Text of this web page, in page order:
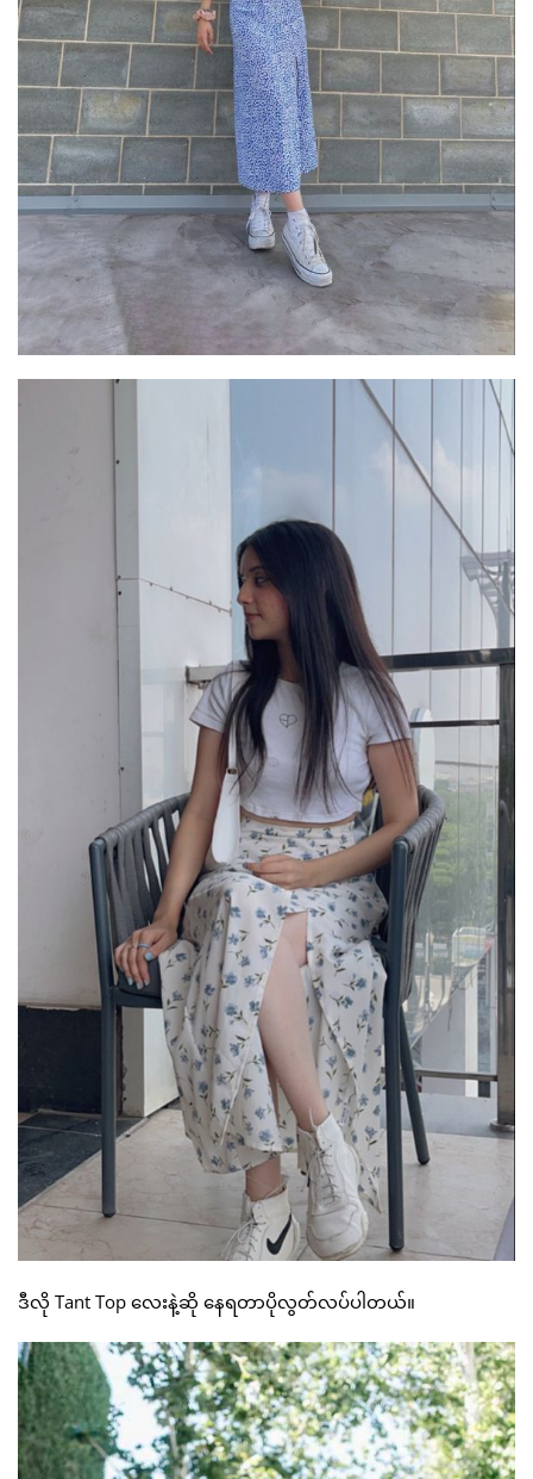
ဒီလို Tant Top လေးနဲ့ဆို နေရတာပိုလွတ်လပ်ပါတယ်။